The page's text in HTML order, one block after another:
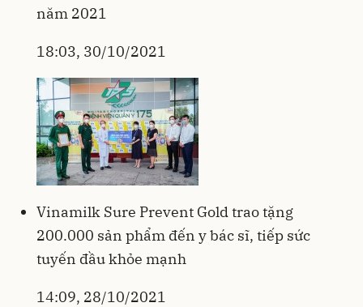
năm 2021
18:03, 30/10/2021
Vinamilk Sure Prevent Gold trao tặng
200.000 sản phẩm đến y bác sĩ, tiếp sức
tuyến đầu khỏe mạnh
14:09, 28/10/2021